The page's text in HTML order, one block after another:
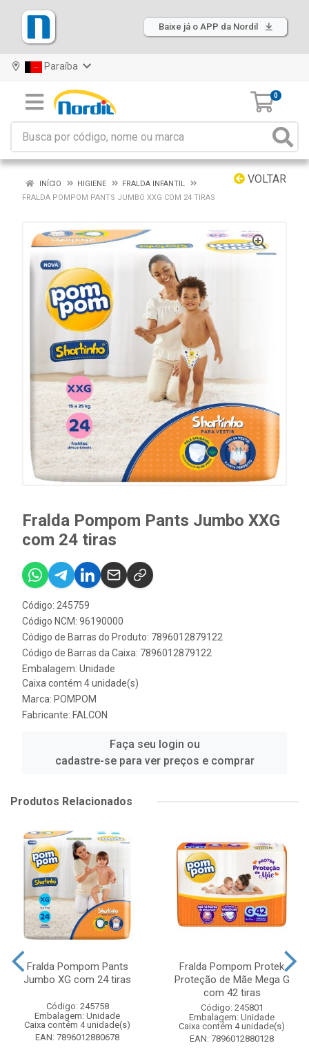
Baixe já o APP da Nordil
Paraíba
0
VOLTAR
INÍCIO HIGIENE
FRALDA INFANTIL
FRALDA POMPOM PANTS JUMBO XXG COM 24 TIRAS
Fralda Pompom Pants Jumbo XXG
com 24 tiras
Código: 245759
Código NCM: 96190000
Código de Barras do Produto: 7896012879122
Código de Barras da Caixa: 7896012879122
Embalagem: Unidade
Caixa contém 4 unidade(s)
Marca: POMPOM
Fabricante: FALCON
Faça seu login ou
cadastre-se para ver preços e comprar
Produtos Relacionados
Fralda Pompom Pants
Jumbo XG com 24 tiras
Código: 245758
Embalagem: Unidade
Caixa contém 4 unidade(s)
EAN: 7896012880678
Fralda Pompom Protek
Proteção de Mãe Mega G
com 42 tiras
Código: 245801
Embalagem: Unidade
Caixa contém 4 unidade(s)
EAN: 7896012880128